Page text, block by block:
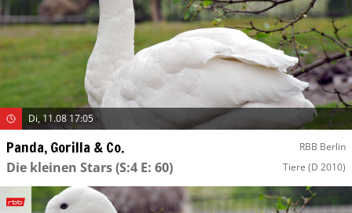
Di, 11.08 17:05
Panda, Gorilla & Co. RBB Berlin
Die kleinen Stars(S:4 E: 60) Tiere (D 2010)